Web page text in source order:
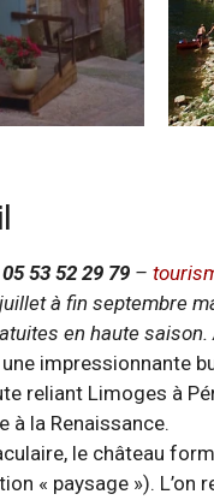
53 52 29 79 –
à fin septembre
en haute
impressionnante
reliant Limoges à
à la Renaissance.
le château
« paysage »).